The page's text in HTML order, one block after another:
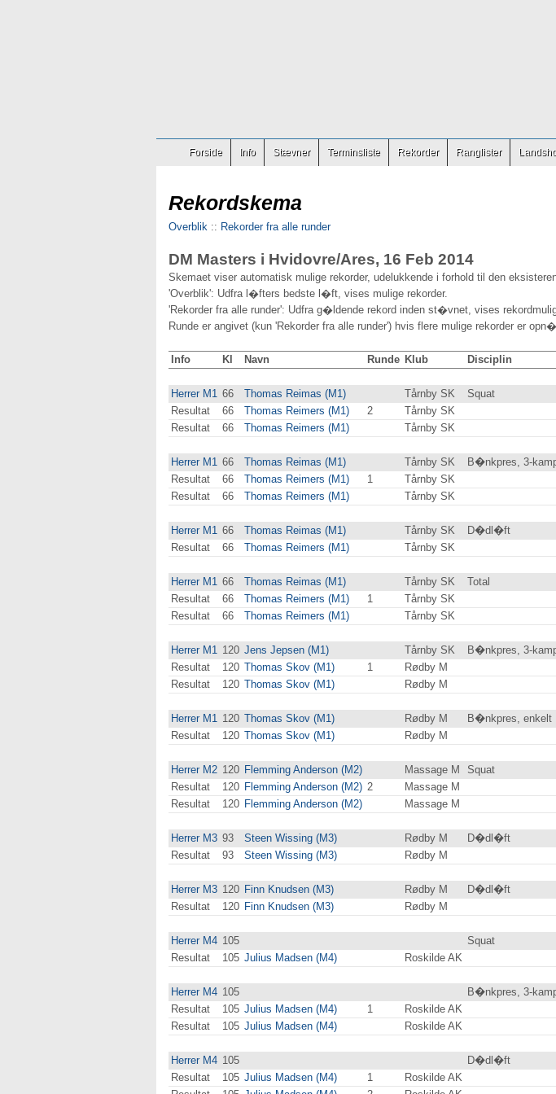
Forside Info Stævner Terminsliste Rekorder Ranglister
Rekordskema
Overblik :: Rekorder fra alle runder
DM Masters i Hvidovre/Ares, 16 Feb 2014
Skemaet viser automatisk mulige rekorder, udelukkende i forhold til den
'Overblik': Udfra l�fters bedste l�ft, vises mulige rekorder.
'Rekorder fra alle runder': Udfra g�ldende rekord inden st�vnet, vises
Runde er angivet (kun 'Rekorder fra alle runder') hvis flere mulige rekorder er
Info Kl Navn Runde Klub Disciplin
Herrer M1 66 Thomas Reimas (M1) Tårnby SK Squat
Resultat
66 Thomas Reimers (M1) 2 Tårnby SK
Resultat
66 Thomas Reimers (M1) Tårnby SK
Herrer M1 66 Thomas Reimas (M1) Tårnby SK B�nkpres, 3-
Resultat
66 Thomas Reimers (M1) 1 Tårnby SK
Resultat
66 Thomas Reimers (M1) Tårnby SK
Herrer M1 66 Thomas Reimas (M1) Tårnby SK D�dl�ft
Resultat
66 Thomas Reimers (M1) Tårnby SK
Herrer M1 66 Thomas Reimas (M1) Tårnby SK Total
Resultat
66 Thomas Reimers (M1) 1 Tårnby SK
Resultat
66 Thomas Reimers (M1) Tårnby SK
Herrer M1 120 Jens Jepsen (M1) Tårnby SK B�nkpres, 3-
Resultat
120 Thomas Skov (M1) 1 Rødby M
Resultat
120 Thomas Skov (M1) Rødby M
Herrer M1 120 Thomas Skov (M1) Rødby M B�nkpres, enkelt
Resultat
120 Thomas Skov (M1) Rødby M
Herrer M2 120 Flemming Anderson (M2) Massage M Squat
Resultat
120 Flemming Anderson (M2) 2 Massage M
Resultat
120 Flemming Anderson (M2) Massage M
Herrer M3 93 Steen Wissing (M3) Rødby M D�dl�ft
Resultat
93 Steen Wissing (M3) Rødby M
Herrer M3 120 Finn Knudsen (M3) Rødby M D�dl�ft
Resultat
120 Finn Knudsen (M3) Rødby M
Herrer M4 105 Squat
Resultat
105 Julius Madsen (M4) Roskilde AK
Herrer M4 105 B�nkpres, 3-
Resultat
105 Julius Madsen (M4) 1 Roskilde AK
Resultat
105 Julius Madsen (M4) Roskilde AK
Herrer M4 105 D�dl�ft
Resultat
105 Julius Madsen (M4) 1 Roskilde AK